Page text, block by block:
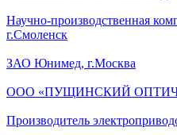
Научно-производственная
г.Смоленск
ЗАО Юнимед, г.Москва
ООО «ПУЩИНСКИЙ
Производитель